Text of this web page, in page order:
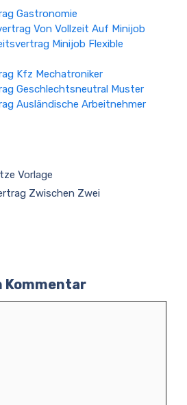
Gastronomie
Von Vollzeit Auf Minijob
Minijob Flexible
Kfz Mechatroniker
Geschlechtsneutral Muster
Ausländische Arbeitnehmer
Vorlage
Zwischen Zwei
Kommentar